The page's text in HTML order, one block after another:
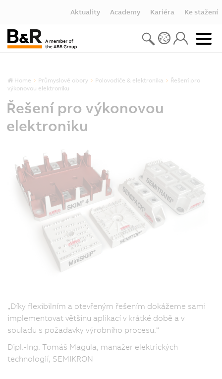
Aktuality Academy Kariéra Ke stažení
Home Průmyslové obory Polovodiče & elektronika
Řešení pro
výkonovou elektroniku
Řešení pro výkonovou
elektroniku
„Díky flexibilním a otevřeným řešením dokážeme sami
implementovat většinu aplikací v krátké době a v
souladu s požadavky výrobního procesu.“
Dipl.-Ing. Tomáš Magula, manažer elektrických
technologií, SEMIKRON